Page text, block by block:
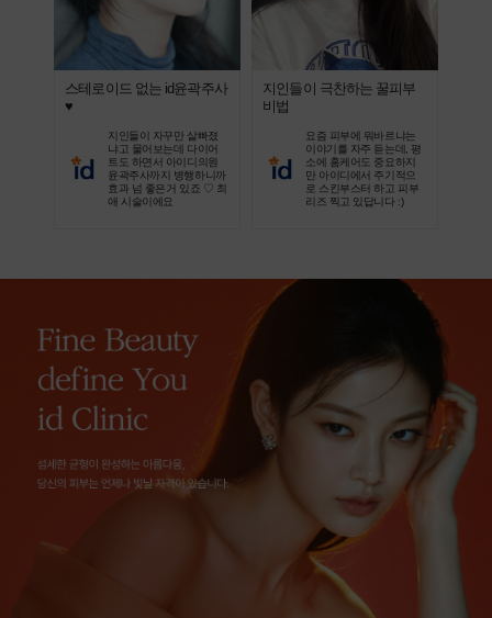
스테로이드 없는 id윤곽주사
♥
지인들이 자꾸만 살빠졌
냐고 물어보는데 다이어
트도 하면서 아이디의원
윤곽주사까지 병행하니까
효과 넘 좋은거 있죠 ♡ 최
애 시술이에요
지인들이 극찬하는 꿀피부
비법
요즘 피부에 뭐바르냐는
이야기를 자주 듣는데, 평
소에 홈케어도 중요하지
만 아이디에서 주기적으
로 스킨부스터 하고 피부
리즈 찍고 있답니다 :)